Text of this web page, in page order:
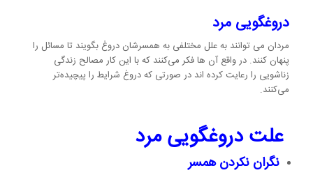
دروغگویی مرد
مردان می توانند به علل مختلفی به همسرشان دروغ بگویند تا مسائل را
پنهان کنند. در واقع آن ها فکر می‌کنند که با این کار مصالح زندگی
زناشویی را رعایت کرده اند در صورتی که دروغ شرایط را پیچیده‌تر
می‌کنند.
علت دروغگویی مرد
نگران نکردن همسر